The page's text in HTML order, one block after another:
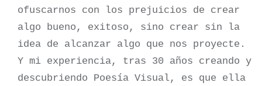
ofuscarnos con los prejuicios de crear
algo bueno, exitoso, sino crear sin la
idea de alcanzar algo que nos proyecte.
Y mi experiencia, tras 30 años creando y
descubriendo Poesía Visual, es que ella